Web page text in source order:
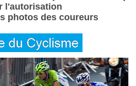
l'autorisation
photos des coureurs